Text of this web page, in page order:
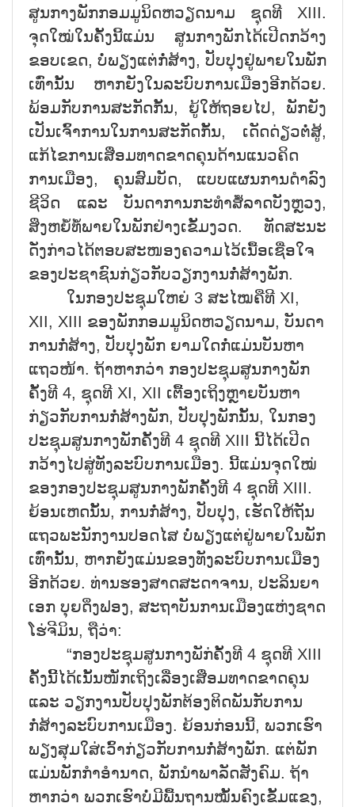
ສູນກາງພັກກອມມູນິດຫວຽດນາມ ຊຸດທີ XIII.
ຈຸດໃໝ່ໃນຄັ້ງນີ້ແມ່ນ ສູນກາງພັກໄດ້ເປີດກວ້າງ
ຂອບເຂດ, ບໍ່ພຽງແຕ່ກໍ່ສ້າງ, ປັບປຸງຢູ່ພາຍໃນພັກ
ເທົ່ານັ້ນ ຫາກຍັງໃນລະບົບການເມືອງອີກດ້ວຍ.
ພ້ອມກັບການສະກັດກັ້ນ, ຍູ້ໃຫ້ຖອຍໄປ, ພັກຍັງ
ເປັນເຈົ້າການໃນການສະກັດກັ້ນ, ເດັດດ່ຽວຕໍ່ສູ້,
ແກ້ໄຂການເສື່ອມທາດຂາດຄຸນດ້ານແນວຄິດ
ການເມືອງ, ຄຸນສົມບັດ, ແບບແຜນການດຳລົງ
ຊີວິດ ແລະ ບັນດາການກະທຳສໍ້ລາດບັງຫຼວງ,
ສິ່ງຫຍໍ້ທໍ້ພາຍໃນພັກຢ່າງເຂັ້ມງວດ. ທັດສະນະ
ດັ່ງກ່າວໄດ້ຕອບສະໜອງຄວາມໄວ້ເນື້ອເຊື່ອໃຈ
ຂອງປະຊາຊົນກ່ຽວກັບວຽກງານກໍ່ສ້າງພັກ.
ໃນກອງປະຊຸມໃຫຍ່ 3 ສະໄໝຄືທີ XI,
XII, XIII ຂອງພັກກອມມູນິດຫວຽດນາມ, ບັນດາ
ການກໍ່ສ້າງ, ປັບປຸງພັກ ຍາມໃດກໍ່ແມ່ນບັນຫາ
ແຖວໜ້າ. ຖ້າຫາກວ່າ ກອງປະຊຸມສູນກາງພັກ
ຄັ້ງທີ 4, ຊຸດທີ XI, XII ເຕື້ອງເຖິງຫຼາຍບັນຫາ
ກ່ຽວກັບການກໍ່ສ້າງພັກ, ປັບປຸງພັກນັ້ນ, ໃນກອງ
ປະຊຸມສູນກາງພັກຄັ້ງທີ 4 ຊຸດທີ XIII ນີ້ໄດ້ເປີດ
ກວ້າງໄປສູ່ທັງລະບົບການເມືອງ. ນີ້ແມ່ນຈຸດໃໝ່
ຂອງກອງປະຊຸມສູນກາງພັກຄັ້ງທີ 4 ຊຸດທີ XIII.
ຍ້ອນເຫດນັ້ນ, ການກໍ່ສ້າງ, ປັບປຸງ, ເຮັດໃຫ້ຖັນ
ແຖວພະນັກງານປອດໄສ ບໍ່ພຽງແຕ່ຢູ່ພາຍໃນພັກ
ເທົ່ານັ້ນ, ຫາກຍັງແມ່ນຂອງທັງລະບົບການເມືອງ
ອີກດ້ວຍ. ທ່ານຮອງສາດສະດາຈານ, ປະລິນຍາ
ເອກ ບຸຍດິ່ງຟອງ, ສະຖາບັນການເມືອງແຫ່ງຊາດ
ໂຮ່ຈີມິນ, ຖືວ່າ:
“ກອງປະຊຸມສູນກາງພັກ່ຄັ້ງທີ 4 ຊຸດທີ XIII
ຄັ້ງນີ້ິ້ໄດ້ເນັ້ນໜັກເຖິງເລື່ອງເສື່ອມທາດຂາດຄຸນ
ແລະ ວຽກງານປັບປຸງພັກຕ້ອງຕິດພັນກັບການ
ກໍ່ສ້າງລະບົບການເມືອງ. ຍ້ອນກ່ອນນີ້, ພວກເຮົາ
ພຽງສຸມໃສ່ເວົ້າກ່ຽວກັບການກໍ່ສ້າງພັກ. ແຕ່ພັກ
ແມ່ນພັກກຳອຳນາດ, ພັກນຳພາລັດສັງຄົມ. ຖ້າ
ຫາກວ່າ ພວກເຮົາບໍ່ມີພື້ນຖານໝັ້ນຄົງເຂັ້ມແຂງ,